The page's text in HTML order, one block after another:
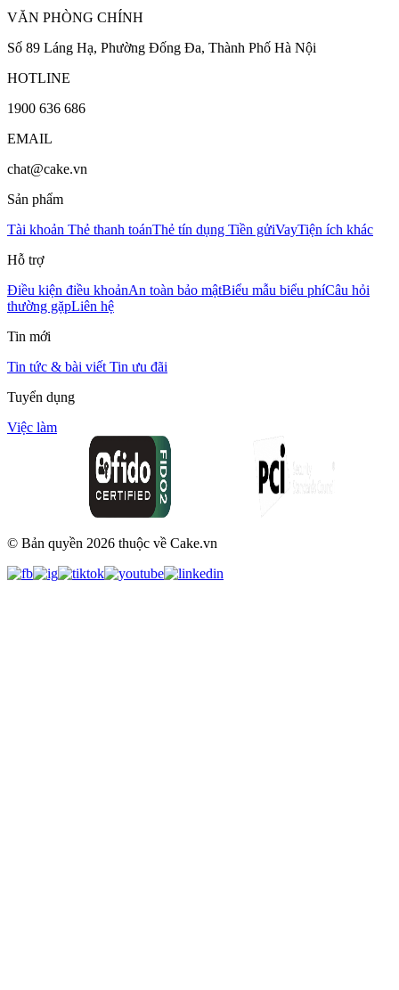
VĂN PHÒNG CHÍNH
Số 89 Láng Hạ, Phường Đống Đa, Thành Phố Hà Nội
HOTLINE
1900 636 686
EMAIL
chat@cake.vn
Sản phẩm
Tài khoản Thẻ thanh toánThẻ tín dụng Tiền gửiVayTiện ích khác
Hỗ trợ
Điều kiện điều khoảnAn toàn bảo mậtBiểu mẫu biểu phíCâu hỏi
thường gặpLiên hệ
Tin mới
Tin tức & bài viết Tin ưu đãi
Tuyển dụng
Việc làm
© Bản quyền 2026 thuộc về Cake.vn